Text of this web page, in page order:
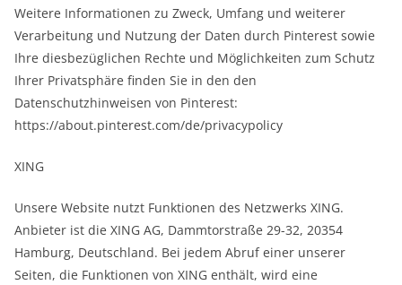
Weitere Informationen zu Zweck, Umfang und weiterer
Verarbeitung und Nutzung der Daten durch Pinterest sowie
Ihre diesbezüglichen Rechte und Möglichkeiten zum Schutz
Ihrer Privatsphäre finden Sie in den den
Datenschutzhinweisen von Pinterest:
https://about.pinterest.com/de/privacypolicy
XING
Unsere Website nutzt Funktionen des Netzwerks XING.
Anbieter ist die XING AG, Dammtorstraße 29-32, 20354
Hamburg, Deutschland. Bei jedem Abruf einer unserer
Seiten, die Funktionen von XING enthält, wird eine